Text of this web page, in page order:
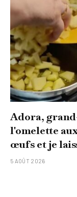
Adora,
l'omelette
œufs et je
5 AOÛT 2026